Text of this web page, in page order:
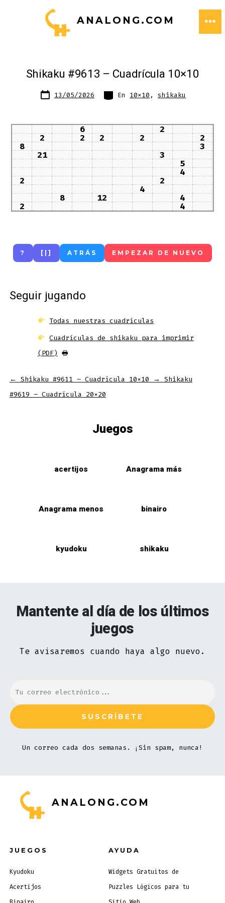
ANALONG.COM
Shikaku #9613 – Cuadrícula 10×10
Fecha
de 13/05/2026 Categorías
En 10x10 ,shikaku
6 2
2 2 2 2 2
8 3
21 3
5
4
2 2
4
8 12 4
2 4
? [|] ATRÁS EMPEZAR DE NUEVO
Seguir jugando
Todas nuestras cuadrículas
Cuadrículas de shikaku para imprimir
(PDF) 🖶
← Shikaku #9611 – Cuadrícula 10×10 →
Shikaku
#9619 – Cuadrícula 20×20
Juegos
acertijos Anagrama más
Anagrama menos binairo
kyudoku shikaku
Mantente al día de los últimos
juegos
Te avisaremos cuando haya algo nuevo.
Un correo cada dos semanas. ¡Sin spam, nunca!
ANALONG.COM
JUEGOS
Kyudoku
Acertijos
AYUDA
Widgets Gratuitos de
Puzzles Lógicos para tu